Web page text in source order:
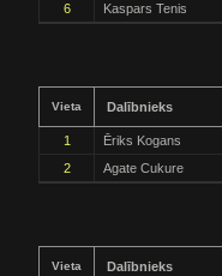
6
Kaspars Tenis
Vieta Dalībnieks
1 Ēriks Kogans
2
Agate Cukure
Vieta Dalībnieks